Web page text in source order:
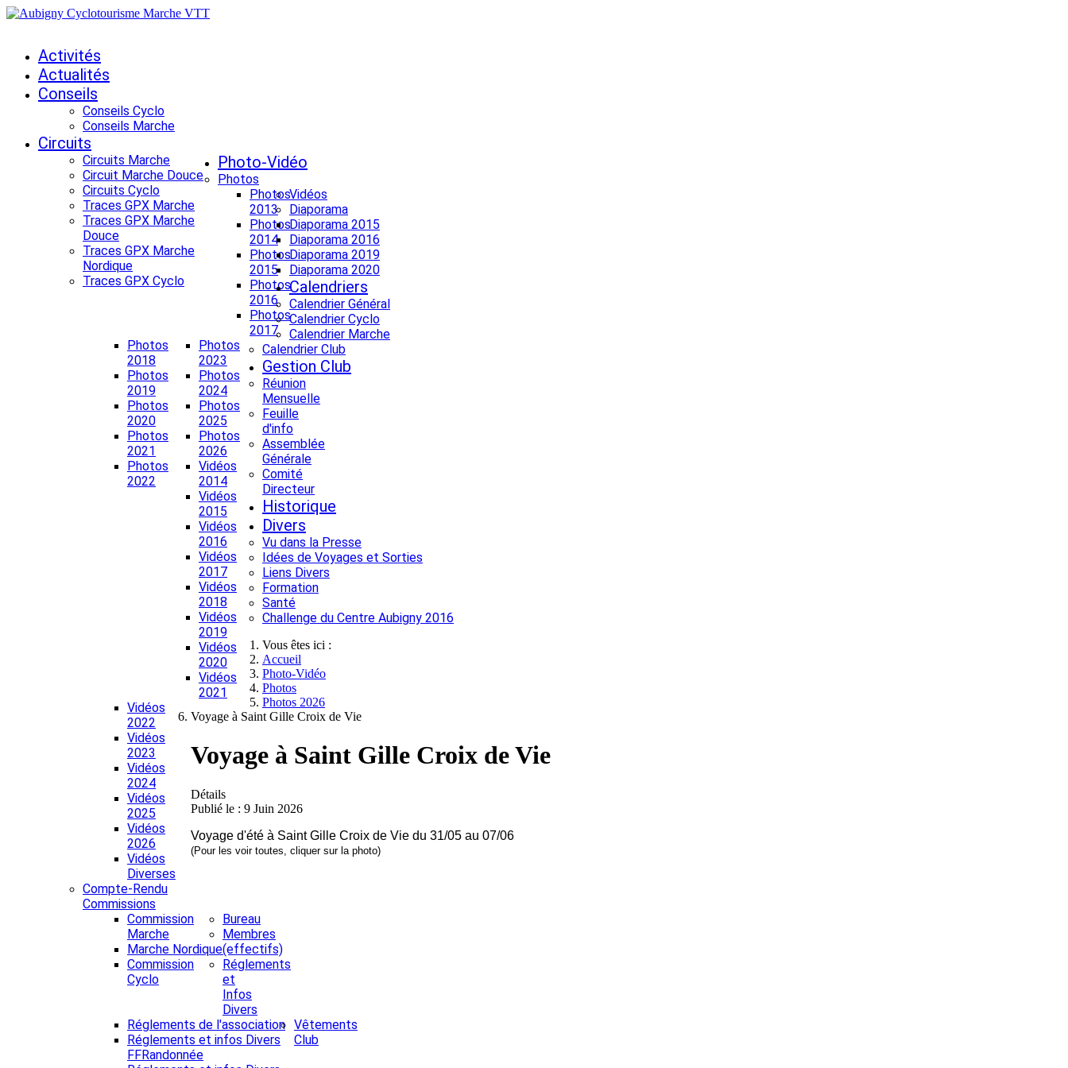
Activités
Actualités
Conseils
Conseils Cyclo
Conseils Marche
Circuits
Circuits Marche
Circuit Marche Douce
Circuits Cyclo
Traces GPX Marche
Traces GPX Marche
Douce
Traces GPX Marche
Nordique
Traces GPX Cyclo
Photo-Vidéo
Photos
Photos
2013
Photos
2014
Photos
2015
Photos
2016
Photos
2017
Photos
2018
Photos
2019
Photos
2020
Photos
2021
Photos
2022
Photos
2023
Photos
2024
Photos
2025
Photos
2026
Vidéos
Vidéos
2014
Vidéos
2015
Vidéos
2016
Vidéos
2017
Vidéos
2018
Vidéos
2019
Vidéos
2020
Vidéos
2021
Vidéos
2022
Vidéos
2023
Vidéos
2024
Vidéos
2025
Vidéos
2026
Vidéos
Diverses
Diaporama
Diaporama 2015
Diaporama 2016
Diaporama 2019
Diaporama 2020
Calendriers
Calendrier Général
Calendrier Cyclo
Calendrier Marche
Calendrier Club
Gestion Club
Réunion
Mensuelle
Feuille
d'info
Assemblée
Générale
Comité
Directeur
Compte-Rendu
Commissions
Commission
Marche
Marche Nordique
Commission
Cyclo
Bureau
Membres
(effectifs)
Réglements
et
Infos
Divers
Réglements de l'association
Réglements et infos Divers
FFRandonnée
Vêtements
Club
Historique
Divers
Vu dans la Presse
Idées de Voyages et Sorties
Liens Divers
Formation
Santé
Challenge du Centre Aubigny 2016
Vous êtes ici :
Accueil
Photo-Vidéo
Photos
Photos 2026
Voyage à Saint Gille Croix de Vie
Voyage à Saint Gille Croix de Vie
Détails
Publié le : 9 Juin 2026
Voyage d'été à Saint Gille Croix de Vie du 31/05 au 07/06
(Pour les voir toutes, cliquer sur la photo)